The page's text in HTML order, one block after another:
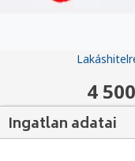
4
Ingatlan adatai